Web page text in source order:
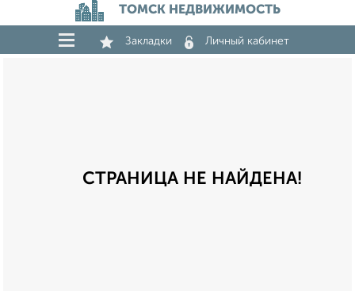
ТОМСК НЕДВИЖИМОСТЬ
Закладки Личный кабинет
СТРАНИЦА НЕ НАЙДЕНА!